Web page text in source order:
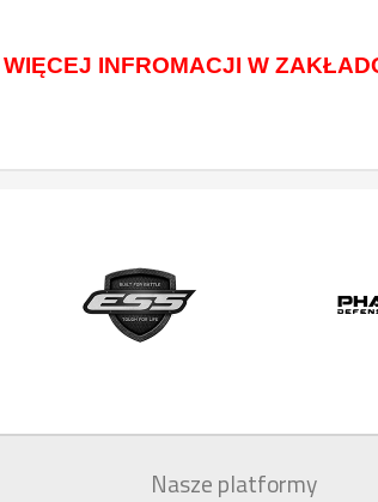
WIĘCEJ INFROMACJI W
Nasze platformy